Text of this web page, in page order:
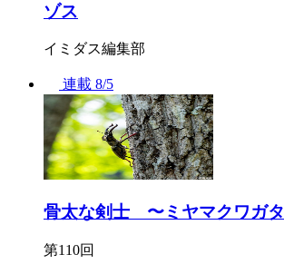
ゾス
イミダス編集部
連載 8/5
骨太な剣士 〜ミヤマクワガタ
第110回